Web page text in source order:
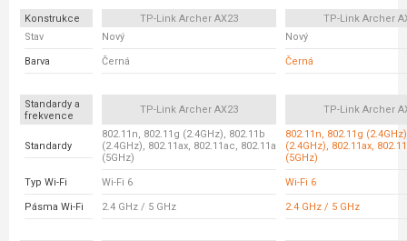
Konstrukce TP-Link Archer AX23
TP-Link Archer
Stav
Nový Nový
Barva Černá Černá
Standardy a
frekvence
TP-Link Archer AX23 TP-Link Archer
Standardy
802.11n, 802.11g (2.4GHz), 802.11b
(2.4GHz), 802.11ax, 802.11ac, 802.11a
(5GHz)
802.11n, 802.11g
(2.4GHz), 802.11ax,
(5GHz)
Typ Wi-Fi Wi-Fi 6 Wi-Fi 6
Pásma Wi-Fi 2.4 GHz / 5 GHz 2.4 GHz / 5 GHz